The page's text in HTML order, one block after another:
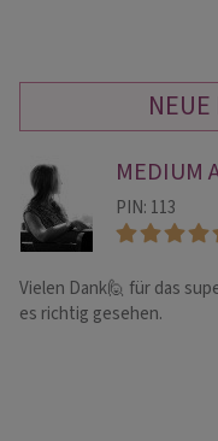
MEDIUM
PIN: 113
Vielen Dank🙋 für das
es richtig gesehen.